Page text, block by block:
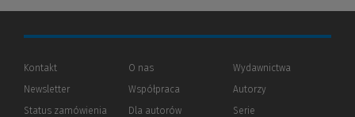
Kontakt
Newsletter
Status zamówienia
O nas
Współpraca
Dla autorów(Nowe
(Link
Wydawnictwa
Autorzy
Serie